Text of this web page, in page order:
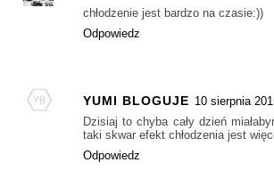
chłodzenie jest bardzo na czasie:))
Odpowiedz
YUMI BLOGUJE 10 sierpnia
Dzisiaj to chyba cały dzień
taki skwar efekt chłodzenia jest
Odpowiedz